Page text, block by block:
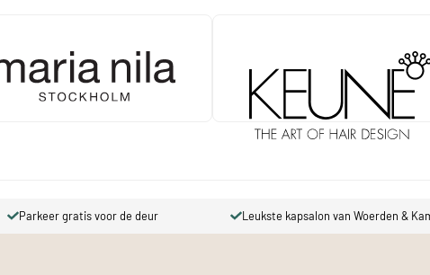
Parkeer gratis voor de deur Leukste kapsalon van Woerden & Kamerik